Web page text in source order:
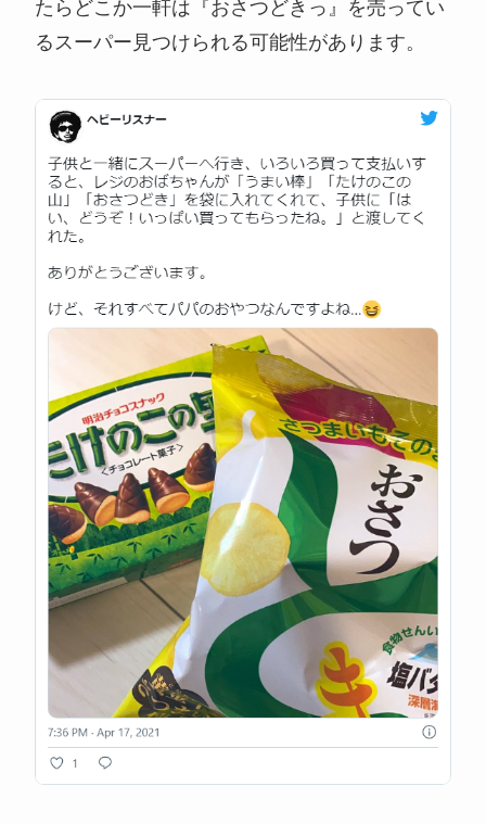
たらどこか一軒は『おさつどきっ』を売ってい
るスーパー見つけられる可能性があります。